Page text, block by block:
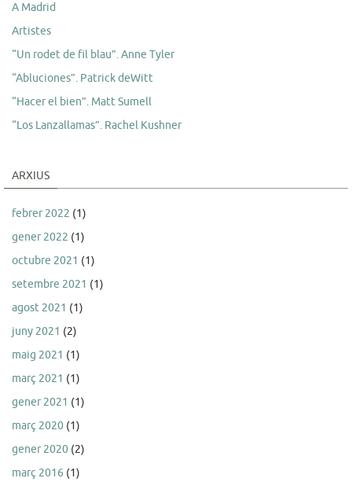
A Madrid
Artistes
“Un rodet de fil blau”. Anne Tyler
“Abluciones”. Patrick deWitt
“Hacer el bien”. Matt Sumell
“Los Lanzallamas”. Rachel Kushner
ARXIUS
febrer 2022 (1)
gener 2022 (1)
octubre 2021 (1)
setembre 2021 (1)
agost 2021 (1)
juny 2021 (2)
maig 2021 (1)
març 2021 (1)
gener 2021 (1)
març 2020 (1)
gener 2020 (2)
març 2016 (1)